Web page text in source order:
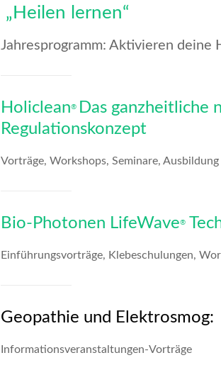
„Heilen lernen“
Jahresprogramm: Aktivieren deine
Holiclean®
Das ganzheitliche
Regulationskonzept
Vorträge, Workshops, Seminare,
Bio-Photonen LifeWave®
Einführungsvorträge, Klebeschulungen,
Geopathie und Elektrosmog:
Informationsveranstaltungen-Vorträge